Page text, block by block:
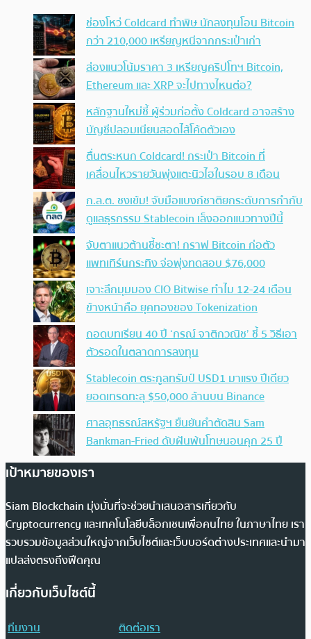
ช่องโหว่ Coldcard ทำพิษ นักลงทุนโอน Bitcoin
กว่า 210,000 เหรียญหนีจากกระเป๋าเก่า
ส่องแนวโน้มราคา 3 เหรียญคริปโทฯ Bitcoin,
Ethereum และ XRP จะไปทางไหนต่อ?
หลักฐานใหม่ชี้ ผู้ร่วมก่อตั้ง Coldcard อาจสร้าง
บัญชีปลอมเนียนสอดไส้โค้ดตัวเอง
ตื่นตระหนก Coldcard! กระเป๋า Bitcoin ที่
เคลื่อนไหวรายวันพุ่งแตะนิวไฮในรอบ 8 เดือน
ก.ล.ต. ชงเข้ม! จับมือแบงก์ชาติยกระดับการกำกับ
ดูแลธุรกรรม Stablecoin เล็งออกแนวทางปีนี้
จับตาแนวต้านชี้ชะตา! กราฟ Bitcoin ก่อตัว
แพทเทิร์นกระทิง จ่อพุ่งทดสอบ $76,000
เจาะลึกมุมมอง CIO Bitwise ทำไม 12-24 เดือน
ข้างหน้าคือ ยุคทองของ Tokenization
ถอดบทเรียน 40 ปี ‘กรณ์ จาติกวณิช’ ชี้ 5 วิธีเอา
ตัวรอดในตลาดการลงทุน
Stablecoin ตระกูลทรัมป์ USD1 มาแรง ปีเดียว
ยอดเทรดทะลุ $50,000 ล้านบน Binance
ศาลอุทธรณ์สหรัฐฯ ยืนยันคำตัดสิน Sam
Bankman-Fried ดับฝันพ้นโทษนอนคุก 25 ปี
เป้าหมายของเรา
Siam Blockchain มุ่งมั่นที่จะช่วยนำเสนอสารเกี่ยวกับ
Cryptocurrency และเทคโนโลยีบล็อกเชนเพื่อคนไทย ในภาษาไทย เรา
รวบรวมข้อมูลส่วนใหญ่จากเว็บไซต์และเว็บบอร์ดต่างประเทศและนำมา
แปลส่งตรงถึงฟีดคุณ
เกี่ยวกับเว็บไซต์นี้
ทีมงาน
ติดต่อเรา